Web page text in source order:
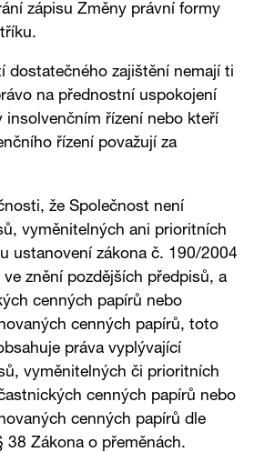
zápisu Změny právní formy
dostatečného zajištění nemají ti
na přednostní uspokojení
insolvenčním řízení nebo kteří
řízení považují za
že Společnost není
vyměnitelných ani prioritních
ustanovení zákona č. 190/2004
znění pozdějších předpisů, a
cenných papírů nebo
cenných papírů, toto
práva vyplývající
vyměnitelných či prioritních
cenných papírů nebo
cenných papírů dle
38 Zákona o přeměnách.